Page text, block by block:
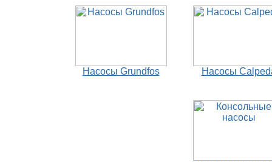
Насосы Grundfos Насосы